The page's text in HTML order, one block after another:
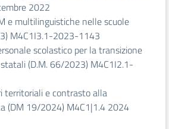
2022
e multilinguistiche nelle scuole
M4C1I3.1-2023-1143
scolastico per la transizione
(D.M. 66/2023) M4C1I2.1-
territoriali e contrasto alla
(DM 19/2024) M4C1|1.4 2024